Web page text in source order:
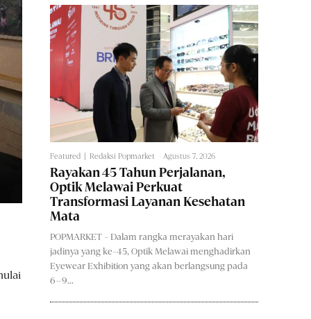
Featured Redaksi Popmarket Agustus 7, 2026
Rayakan 45 Tahun Perjalanan,
Optik Melawai Perkuat
Transformasi Layanan Kesehatan
Mata
POPMARKET - Dalam rangka merayakan hari
jadinya yang ke-45, Optik Melawai menghadirkan
Eyewear Exhibition yang akan berlangsung pada
6–9...